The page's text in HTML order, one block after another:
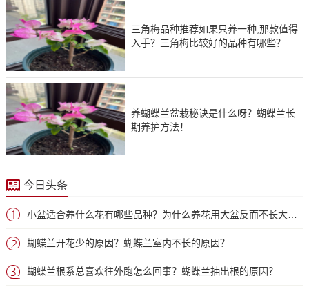
三角梅品种推荐如果只养一种,那款值得
入手？三角梅比较好的品种有哪些？
养蝴蝶兰盆栽秘诀是什么呀？蝴蝶兰长
期养护方法！
今日头条
小盆适合养什么花有哪些品种？为什么养花用大盆反而不长大呢？
蝴蝶兰开花少的原因？蝴蝶兰室内不长的原因？
蝴蝶兰根系总喜欢往外跑怎么回事？蝴蝶兰抽出根的原因？